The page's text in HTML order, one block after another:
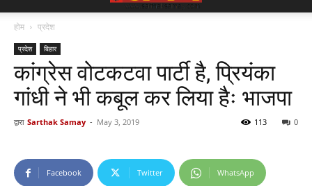
होम प्रदेश
प्रदेश बिहार
कांग्रेस वोटकटवा पार्टी है, प्रियंका
गांधी ने भी कबूल कर लिया हैः भाजपा
द्वारा Sarthak Samay - May 3, 2019 0
113
Facebook Twitter WhatsApp